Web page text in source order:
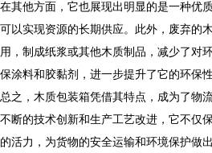
在其他方面，它也展现出明显的是一种优
可以实现资源的长期供应。此外，废弃的
用，制成纸浆或其他木质制品，减少了对
保涂料和胶黏剂，进一步提升了它的环保性
总之，木质包装箱凭借其特点，成为了物
不断的技术创新和生产工艺改进，它不仅
的活力，为货物的安全运输和环境保护做